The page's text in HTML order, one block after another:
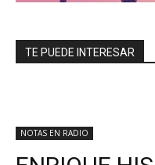
TE PUEDE INTERESAR